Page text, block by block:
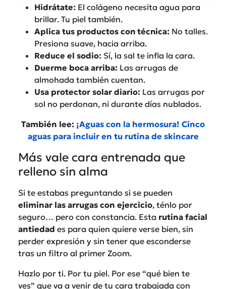
Hidrátate: El colágeno necesita agua para
brillar. Tu piel también.
Aplica tus productos con técnica: No talles.
Presiona suave, hacia arriba.
Reduce el sodio: Sí, la sal te infla la cara.
Duerme boca arriba: Las arrugas de
almohada también cuentan.
Usa protector solar diario: Las arrugas por
sol no perdonan, ni durante días nublados.
También lee: ¡Aguas con la hermosura! Cinco
aguas para incluir en tu rutina de skincare
Más vale cara entrenada que
relleno sin alma
Si te estabas preguntando si se pueden
eliminar las arrugas con ejercicio, ténlo por
seguro… pero con constancia. Esta rutina facial
antiedad es para quien quiere verse bien, sin
perder expresión y sin tener que esconderse
tras un filtro al primer Zoom.
Hazlo por ti. Por tu piel. Por ese “qué bien te
ves” que va a venir de tu cara trabajada con